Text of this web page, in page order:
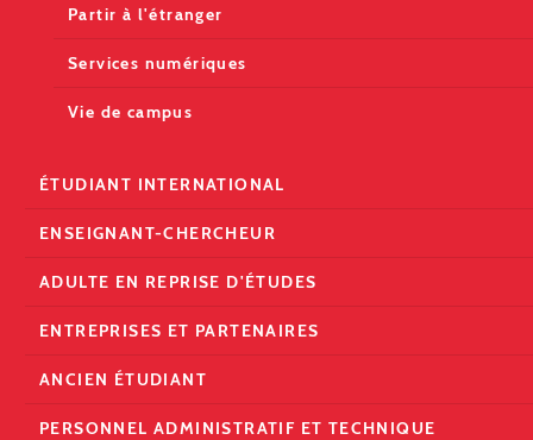
Partir à l'étranger
Services numériques
Vie de campus
ÉTUDIANT INTERNATIONAL
ENSEIGNANT-CHERCHEUR
ADULTE EN REPRISE D'ÉTUDES
ENTREPRISES ET PARTENAIRES
ANCIEN ÉTUDIANT
PERSONNEL ADMINISTRATIF ET TECHNIQUE